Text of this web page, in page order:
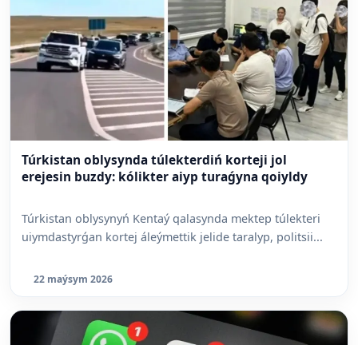
Túrkistan oblysynda túlekterdiń korteji jol
erejesin buzdy: kólikter aiyp turaǵyna qoiyldy
Túrkistan oblysynyń Kentaý qalasynda mektep túlekteri
uiymdastyrǵan kortej áleýmettik jelide taralyp, politsii...
22 maýsym 2026